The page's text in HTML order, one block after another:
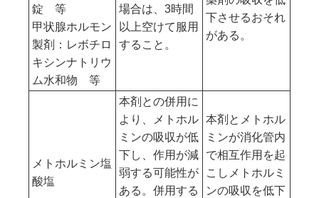
錠 等
甲状腺ホルモン
製剤：レボチロ
キシンナトリウ
ム水和物 等
場合は、3時間
以上空けて服用
すること。
下させるおそれ
がある。
メトホルミン塩
酸塩
本剤との併用に
より、メトホル
ミンの吸収が低
下し、作用が減
弱する可能性が
ある。併用する
本剤とメトホル
ミンが消化管内
で相互作用を起
こしメトホルミ
ンの吸収を低下